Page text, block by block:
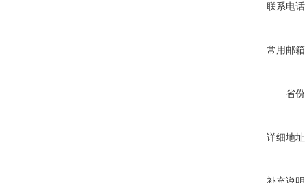
联系电话
常用邮箱
省份
详细地址